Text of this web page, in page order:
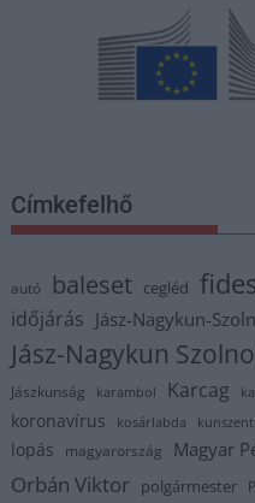
Címkefelhő
autó baleset cegléd
időjárás Jász-Nagykun-
Jász-Nagykun
Jászkunság karambol Karcag
koronavírus kosárlabda
lopás magyarország Magyar
Orbán Viktor polgármester